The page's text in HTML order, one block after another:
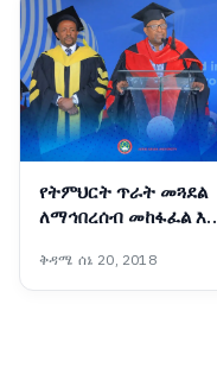
የትምህርት ጥራት መጓደል
ለማኅበረሰብ መከፋፈል እና
መንስዔ ነው - ፕሮፌሰር
ብርሃኑ ነጋ
ቅዳሜ ሰኔ 20, 2018